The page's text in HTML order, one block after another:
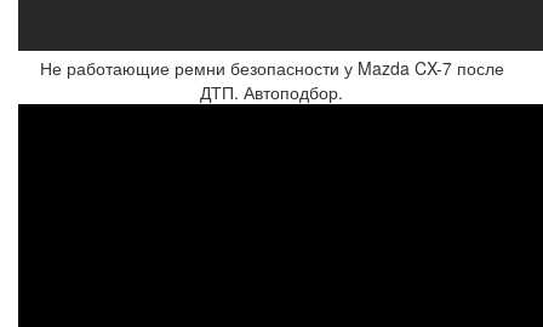
Не работающие ремни безопасности у Mazda CX-7 после
ДТП. Автоподбор.